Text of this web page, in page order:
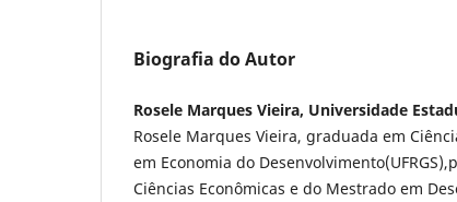
Biografia do Autor
Rosele Marques Vieira, Universidade
Rosele Marques Vieira, graduada em
em Economia do
Ciências Econômicas e do Mestrado em